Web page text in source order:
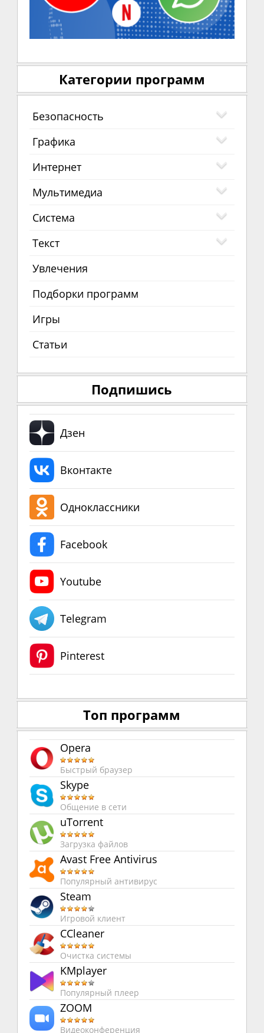
Категории программ
Безопасность
Графика
Интернет
Мультимедиа
Система
Текст
Увлечения
Подборки программ
Игры
Статьи
Подпишись
Дзен
Вконтакте
Одноклассники
Facebook
Youtube
Telegram
Pinterest
Топ программ
Opera
Быстрый браузер
Skype
Общение в сети
uTorrent
Загрузка файлов
Avast Free Antivirus
Популярный антивирус
Steam
Игровой клиент
CCleaner
Очистка системы
KMplayer
Популярный плеер
ZOOM
Видеоконференция